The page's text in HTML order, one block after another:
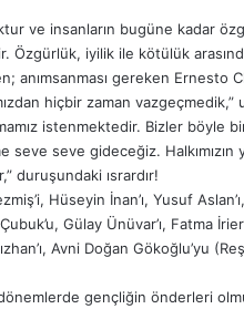
ve insanların bugüne kadar
Özgürlük, iyilik ile kötülük
anımsanması gereken Ernesto
hiçbir zaman vazgeçmedik,”
istenmektedir. Bizler böyle
seve gideceğiz. Halkımızın
duruşundaki ısrardır!
Hüseyin İnan’ı, Yusuf
Gülay Ünüvar’ı, Fatma
Avni Doğan Gökoğlu’yu
gençliğin önderleri